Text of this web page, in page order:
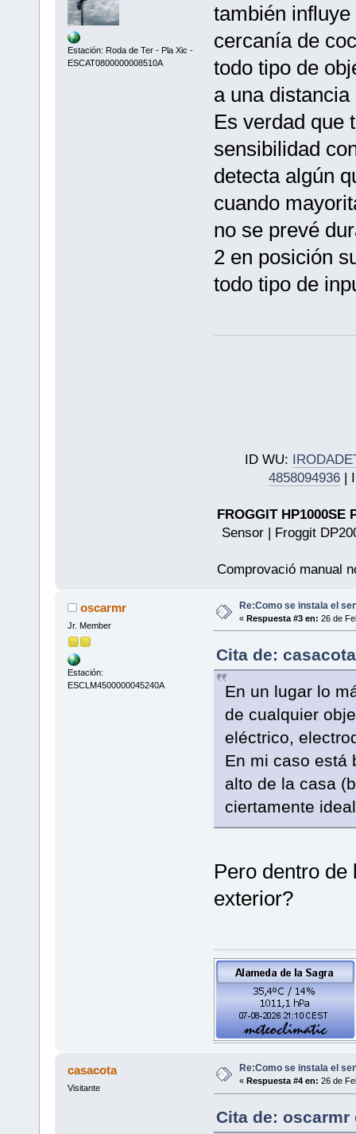
Estación: Roda de Ter - Pla Xic -
ESCAT0800000008510A
también
cercanía de
todo tipo de
a una
Es verdad que
sensibilidad
detecta algún
cuando
no se prevé
2 en posición
todo tipo de
ID WU:
4858094936 |
FROGGIT HP1000SE
Sensor | Froggit
Comprovació manual
oscarmr
Jr. Member
Estación:
ESCLM4500000045240A
Re:Como se instala el
« Respuesta #3 en: 26 de
Cita de:
En un lugar lo
de cualquier
eléctrico,
En mi caso está
alto de la casa
ciertamente
Pero dentro de
exterior?
casacota
Visitante
Re:Como se instala el
« Respuesta #4 en: 26 de
Cita de: oscarmr